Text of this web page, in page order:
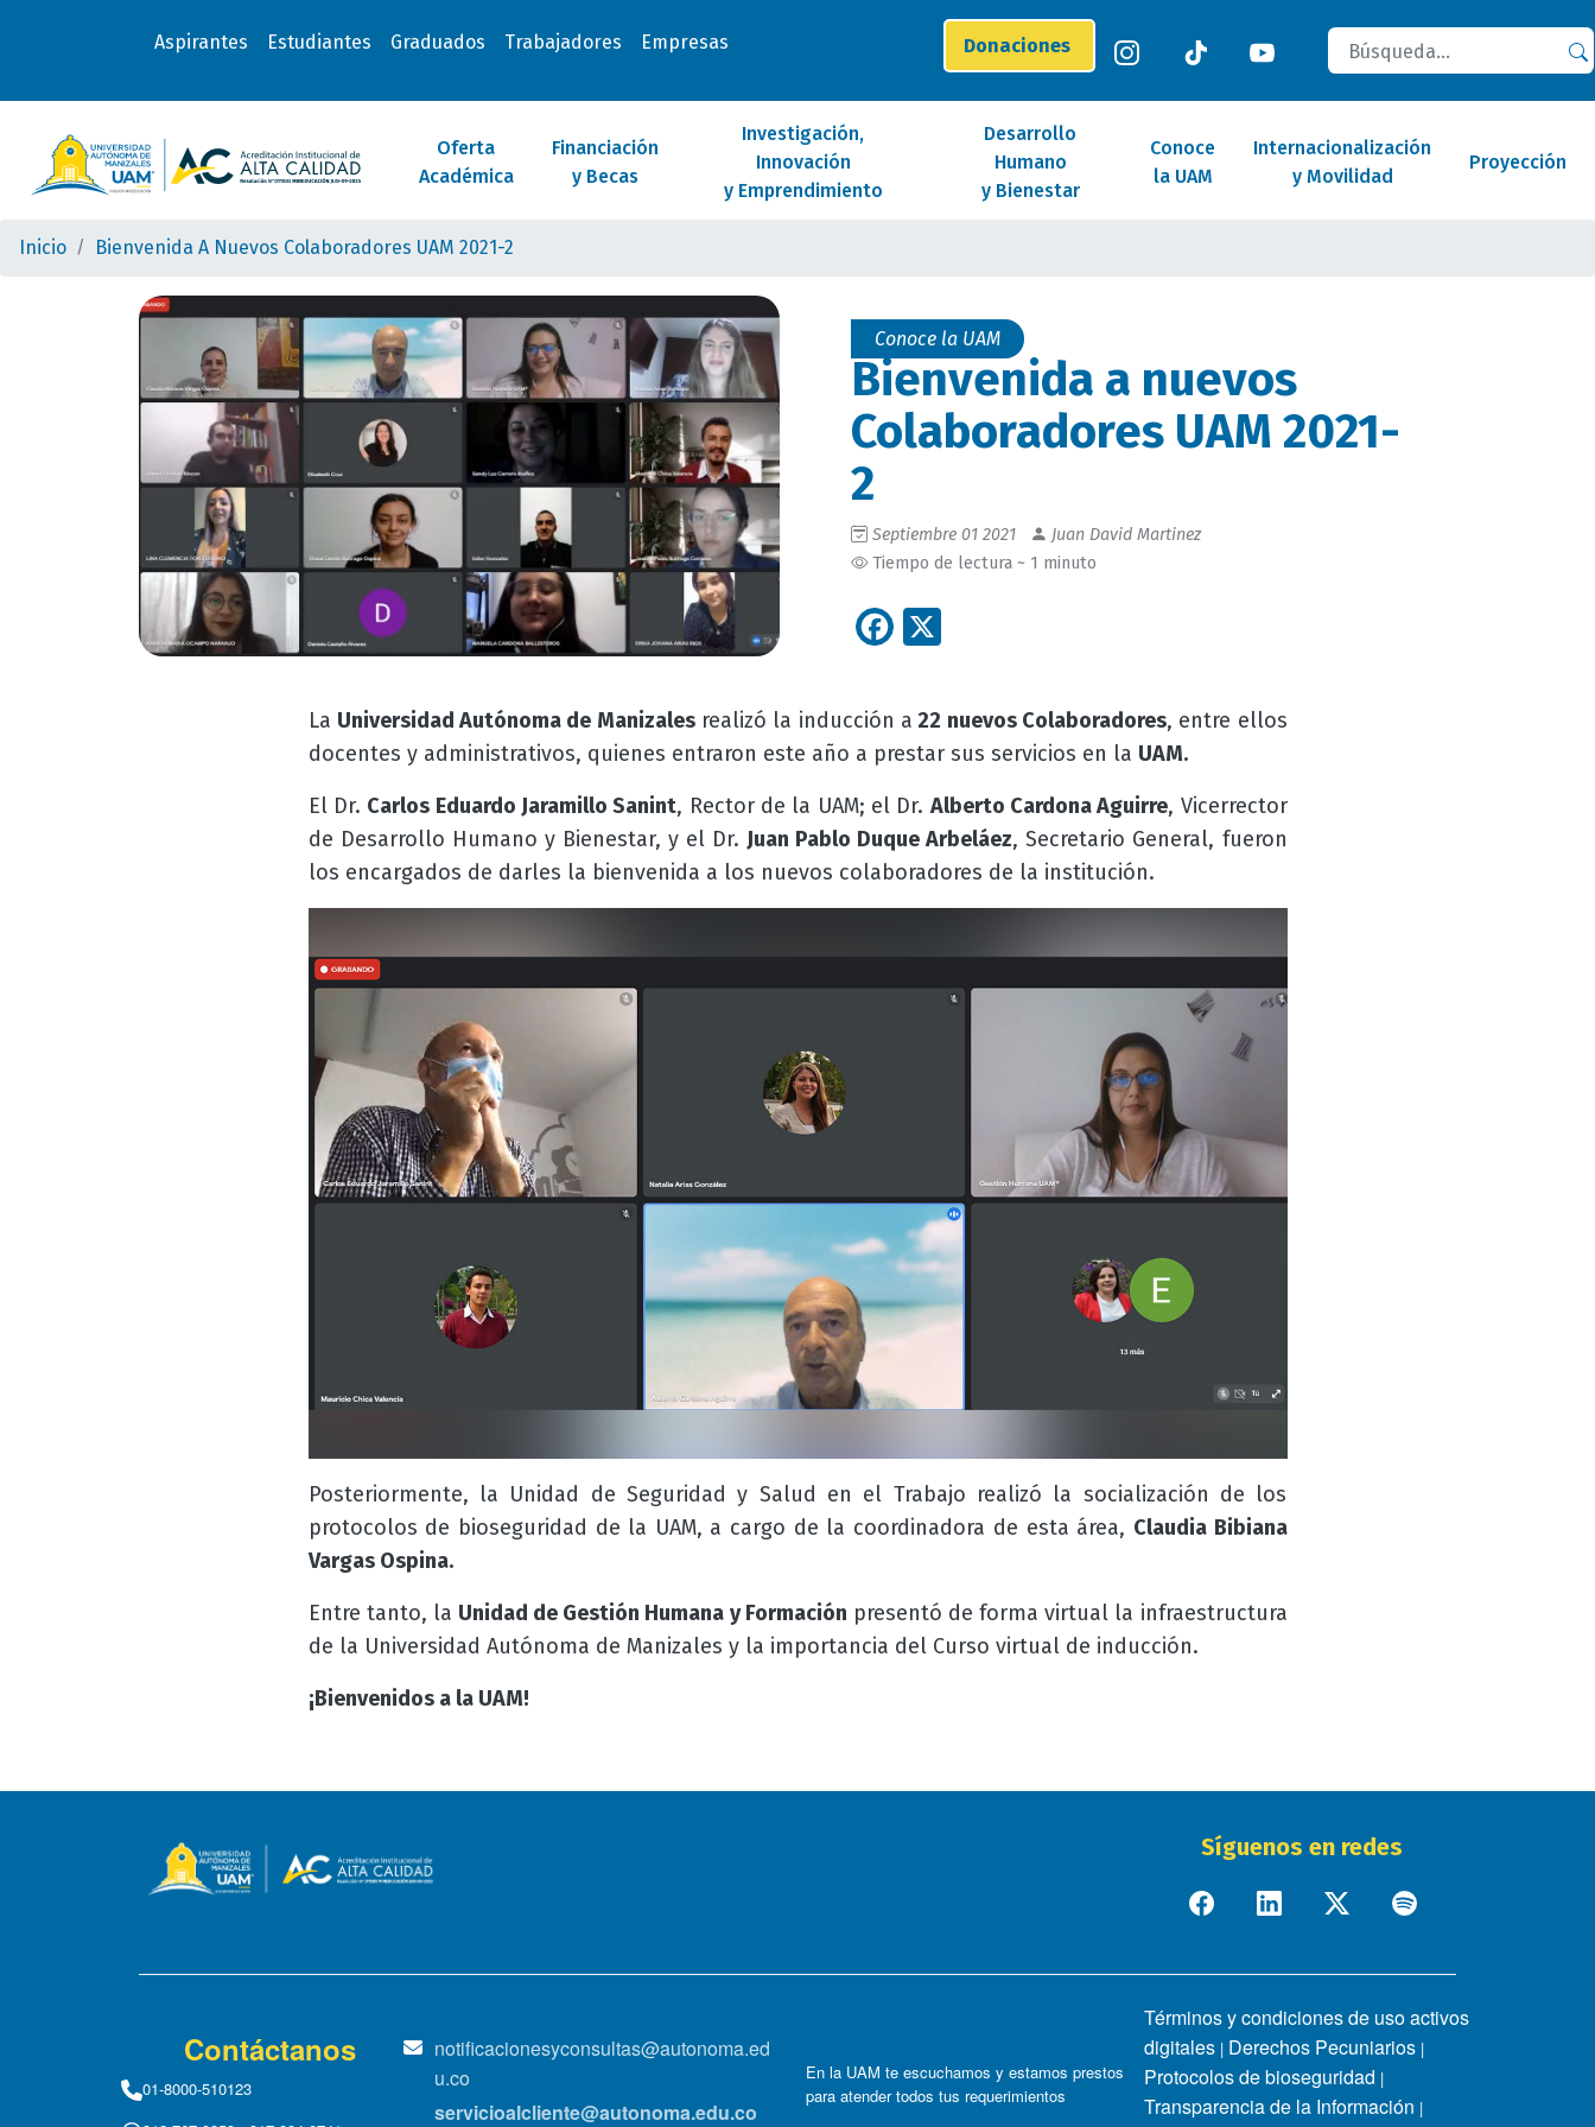
Aspirantes Estudiantes Graduados Trabajadores Empresas Donaciones
Buscar
Oferta
Académica
Financiación
y Becas
Investigación,
Innovación
y Emprendimiento
Desarrollo
Humano
y Bienestar
Conoce
la UAM
Internacionalización
y Movilidad
Proyección
Inicio Bienvenida A Nuevos Colaboradores UAM 2021-2
Conoce la UAM
Bienvenida a nuevos
Colaboradores UAM 2021-
2
Septiembre 01 2021
Juan David Martinez
Tiempo de lectura ~ 1 minuto
Facebook
La Universidad Autónoma de Manizalesrealizó la inducción a 22 nuevos Colaboradores, entre ellos
docentes y administrativos, quienes entraron este año a prestar sus servicios en la UAM.
El Dr. Carlos Eduardo Jaramillo Sanint, Rector de la UAM; el Dr. Alberto Cardona Aguirre, Vicerrector
de Desarrollo Humano y Bienestar, y el Dr. Juan Pablo Duque Arbeláez, Secretario General, fueron
los encargados de darles la bienvenida a los nuevos colaboradores de la institución.
Posteriormente, la Unidad de Seguridad y Salud en el Trabajo realizó la socialización de los
protocolos de bioseguridad de la UAM, a cargo de la coordinadora de esta área, Claudia Bibiana
Vargas Ospina.
Entre tanto, la Unidad de Gestión Humana y Formación presentó de forma virtual la infraestructura
de la Universidad Autónoma de Manizales y la importancia del Curso virtual de inducción.
¡Bienvenidos a la UAM!
Síguenos en redes
Contáctanos
01-8000-510123
notificacionesyconsultas@autonoma.ed
u.co
servicioalcliente@autonoma.edu.co
En la UAM te escuchamos y estamos prestos
para atender todos tus requerimientos
Términos y condiciones de uso activos
digitales | Derechos Pecuniarios |
Protocolos de bioseguridad |
Transparencia de la Información |